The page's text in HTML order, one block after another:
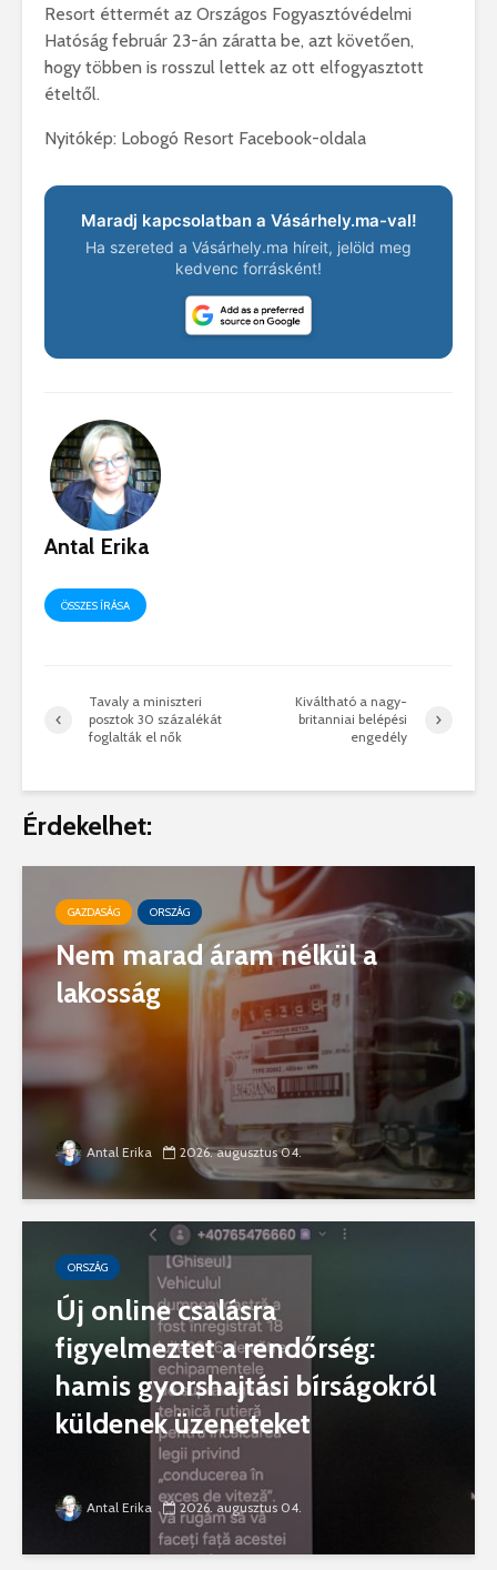
Resort éttermét az Országos Fogyasztóvédelmi
Hatóság február 23-án záratta be, azt követően,
hogy többen is rosszul lettek az ott elfogyasztott
ételtől.
Nyitókép: Lobogó Resort Facebook-oldala
Maradj kapcsolatban a Vásárhely.ma-val!
Ha szereted a Vásárhely.ma híreit, jelöld meg
kedvenc forrásként!
Antal Erika
ÖSSZES ÍRÁSA
Tavaly a miniszteri
posztok 30 százalékát
foglalták el nők
Kiváltható a nagy-
britanniai belépési
engedély
Érdekelhet:
GAZDASÁG ORSZÁG
Nem marad áram nélkül a
lakosság
Antal Erika 2026. augusztus 04.
ORSZÁG
Új online csalásra
figyelmeztet a rendőrség:
hamis gyorshajtási bírságokról
küldenek üzeneteket
Antal Erika 2026. augusztus 04.